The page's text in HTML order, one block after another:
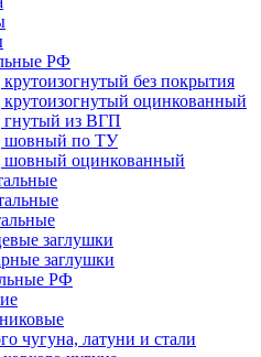
РФ
без покрытия
оцинкованный
гнутый из ВГП
шовный по ТУ
шовный оцинкованный
заглушки
заглушки
РФ
чугуна, латуни и стали